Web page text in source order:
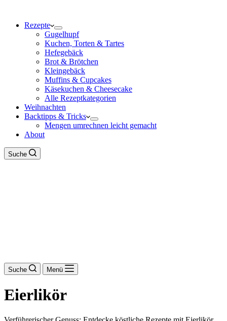
Rezepte
Gugelhupf
Kuchen, Torten & Tartes
Hefegebäck
Brot & Brötchen
Kleingebäck
Muffins & Cupcakes
Käsekuchen & Cheesecake
Alle Rezeptkategorien
Weihnachten
Backtipps & Tricks
Mengen umrechnen leicht gemacht
About
Suche
Suche Menü
Eierlikör